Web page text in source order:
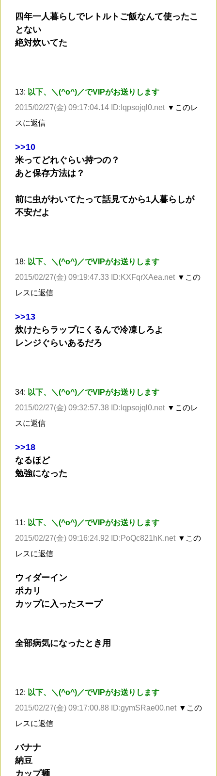
四年一人暮らしでレトルトご飯なんて使ったこ
とない
絶対炊いてた
13: 以下、＼(^o^)／でVIPがお送りします
2015/02/27(金) 09:17:04.14 ID:Iqpsojql0.net ▼このレ
スに返信
>>10
米ってどれぐらい持つの？
あと保存方法は？
前に虫がわいてたって話見てから1人暮らしが
不安だよ
18: 以下、＼(^o^)／でVIPがお送りします
2015/02/27(金) 09:19:47.33 ID:KXFqrXAea.net ▼この
レスに返信
>>13
炊けたらラップにくるんで冷凍しろよ
レンジぐらいあるだろ
34: 以下、＼(^o^)／でVIPがお送りします
2015/02/27(金) 09:32:57.38 ID:Iqpsojql0.net ▼このレ
スに返信
>>18
なるほど
勉強になった
11: 以下、＼(^o^)／でVIPがお送りします
2015/02/27(金) 09:16:24.92 ID:PoQc821hK.net ▼この
レスに返信
ウィダーイン
ポカリ
カップに入ったスープ
全部病気になったとき用
12: 以下、＼(^o^)／でVIPがお送りします
2015/02/27(金) 09:17:00.88 ID:gymSRae00.net ▼この
レスに返信
バナナ
納豆
カップ麺